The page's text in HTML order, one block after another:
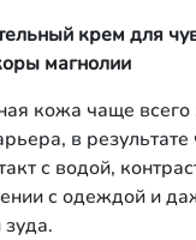
крем для
магнолии
кожа чаще
в
с водой,
с одеждой и